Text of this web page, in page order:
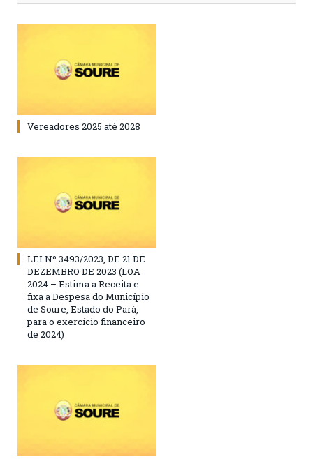
Vereadores 2025 até 2028
LEI Nº 3493/2023, DE 21 DE
DEZEMBRO DE 2023 (LOA
2024 – Estima a Receita e
fixa a Despesa do Município
de Soure, Estado do Pará,
para o exercício financeiro
de 2024)